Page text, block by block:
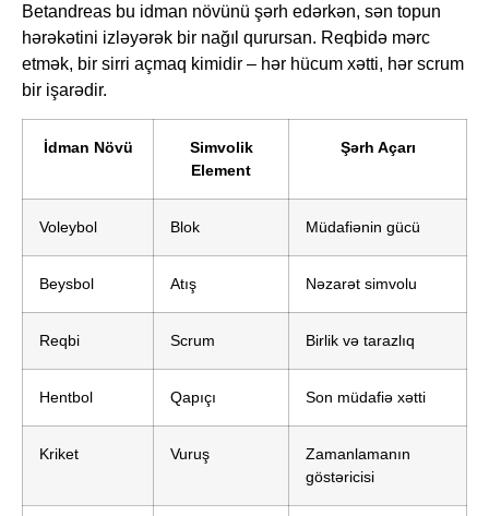
Betandreas bu idman növünü şərh edərkən, sən topun
hərəkətini izləyərək bir nağıl qurursan. Reqbidə mərc
etmək, bir sirri açmaq kimidir – hər hücum xətti, hər scrum
bir işarədir.
İdman Növü
Simvolik
Element
Şərh Açarı
Voleybol Blok Müdafiənin gücü
Beysbol Atış Nəzarət simvolu
Reqbi Scrum Birlik və tarazlıq
Hentbol Qapıçı Son müdafiə xətti
Kriket Vuruş
Zamanlamanın
göstəricisi